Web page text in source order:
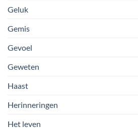
Geluk
Gemis
Gevoel
Geweten
Haast
Herinneringen
Het leven